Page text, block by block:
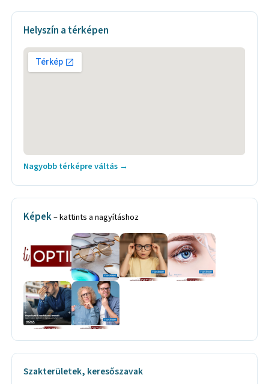
Helyszín a térképen
Nagyobb térképre váltás →
Képek– kattints a nagyításhoz
Szakterületek, keresőszavak